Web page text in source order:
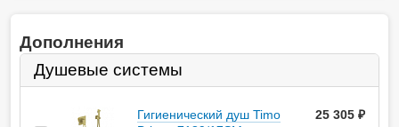
Дополнения
Душевые системы
Гигиенический душ Timo
25 305